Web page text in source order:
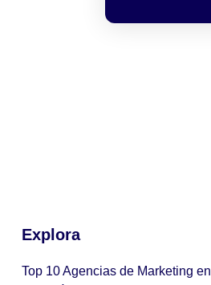
Explora
Top 10 Agencias de Marketing en